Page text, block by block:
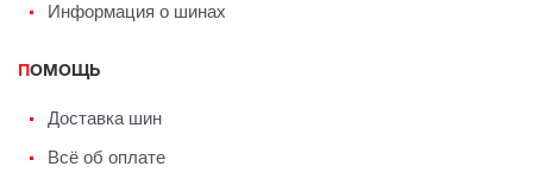
Информация о шинах
ПОМОЩЬ
Доставка шин
Всё об оплате